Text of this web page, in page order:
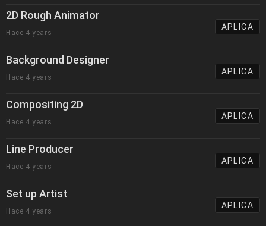
2D Rough Animator
Hace 4 years
APLICA
Background Designer
Hace 4 years
APLICA
Compositing 2D
Hace 4 years
APLICA
Line Producer
Hace 4 years
APLICA
Set up Artist
Hace 4 years
APLICA